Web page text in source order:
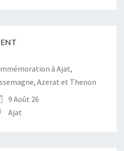
à Ajat,
Azerat et Thenon
9 Août 26
Ajat